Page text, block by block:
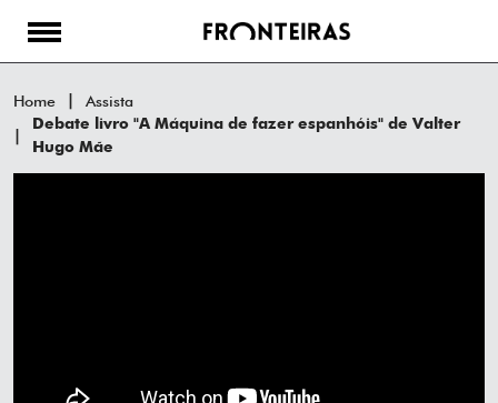
Home Assista
Debate livro "A Máquina de fazer espanhóis" de Valter
Hugo Mãe